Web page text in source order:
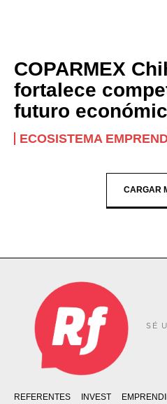
COPARMEX
fortalece
futuro
ECOSISTEMA
CARGAR
SÉ
REFERENTES INVEST